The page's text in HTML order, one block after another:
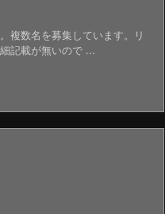
複数名を募集しています。リ
記載が無いので ...